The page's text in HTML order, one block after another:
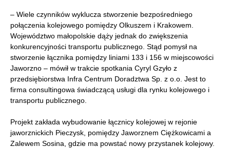
– Wiele czynników wyklucza stworzenie bezpośredniego
połączenia kolejowego pomiędzy Olkuszem i Krakowem.
Województwo małopolskie dąży jednak do zwiększenia
konkurencyjności transportu publicznego. Stąd pomysł na
stworzenie łącznika pomiędzy liniami 133 i 156 w miejscowości
Jaworzno – mówił w trakcie spotkania Cyryl Gzyło z
przedsiębiorstwa Infra Centrum Doradztwa Sp. z o.o. Jest to
firma consultingowa świadczącą usługi dla rynku kolejowego i
transportu publicznego.
Projekt zakłada wybudowanie łącznicy kolejowej w rejonie
jaworznickich Pieczysk, pomiędzy Jaworznem Ciężkowicami a
Zalewem Sosina, gdzie ma powstać nowy przystanek kolejowy.